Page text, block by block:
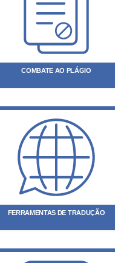
COMBATE AO PLÁGIO
FERRAMENTAS DE TRADUÇÃO